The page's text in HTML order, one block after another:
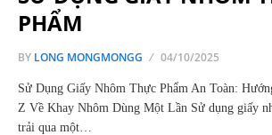
PHẨM
BY LONG MONGMONGG 04/10/2025
Sử Dụng Giấy Nhôm Thực Phẩm An Toàn:
Z Về Khay Nhôm Dùng Một Lần Sử dụng giấy
trải qua một…